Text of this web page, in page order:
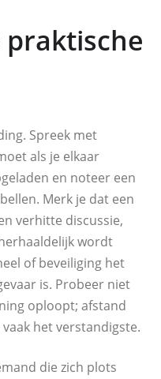
Spreek met
als je elkaar
en noteer een
Merk je dat een
verhitte discussie,
wordt
of beveiliging het
is. Probeer niet
oploopt; afstand
het verstandigste.
die zich plots